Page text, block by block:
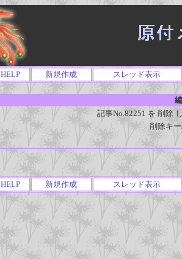
HELP 新規作成 スレッド表示
記事No.82251 を 削除
削除キ
HELP 新規作成 スレッド表示